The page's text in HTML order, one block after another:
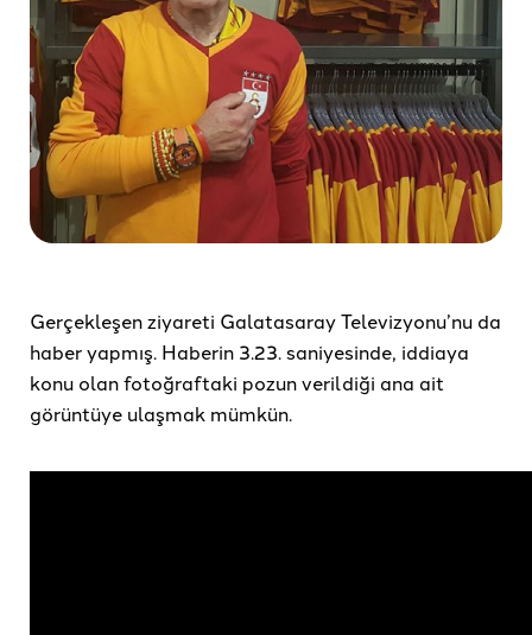
Gerçekleşen ziyareti Galatasaray Televizyonu’nu da
haber yapmış. Haberin 3.23. saniyesinde, iddiaya
konu olan fotoğraftaki pozun verildiği ana ait
görüntüye ulaşmak mümkün.